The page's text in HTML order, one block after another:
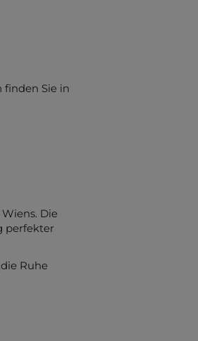
Sie in
Die
perfekter
Ruhe